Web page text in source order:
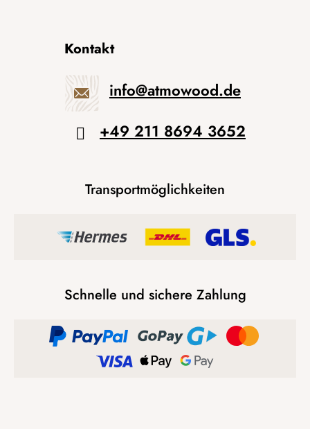
Kontakt
info@atmowood.de
+49 211 8694 3652
Transportmöglichkeiten
Schnelle und sichere Zahlung